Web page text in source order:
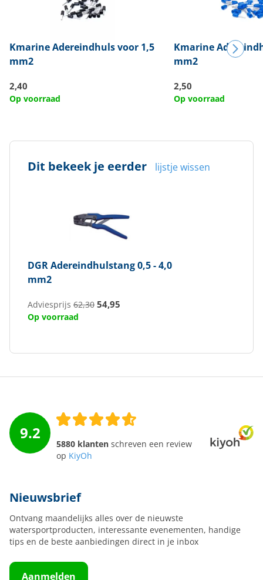
KmarineAdereindhuls voor 1,5
mm2
2,40
Op voorraad
Kmarine
mm2
2,50
Op voorraad
Dit bekeek je eerder lijstje wissen
DGRAdereindhulstang 0,5 - 4,0
mm2
Adviesprijs 62,30 54,95
Op voorraad
9.2
5880 klanten schreven een review
op KiyOh
Nieuwsbrief
Ontvang maandelijks alles over de nieuwste
watersportproducten, interessante evenementen, handige
tips en de beste aanbiedingen direct in je inbox
Aanmelden